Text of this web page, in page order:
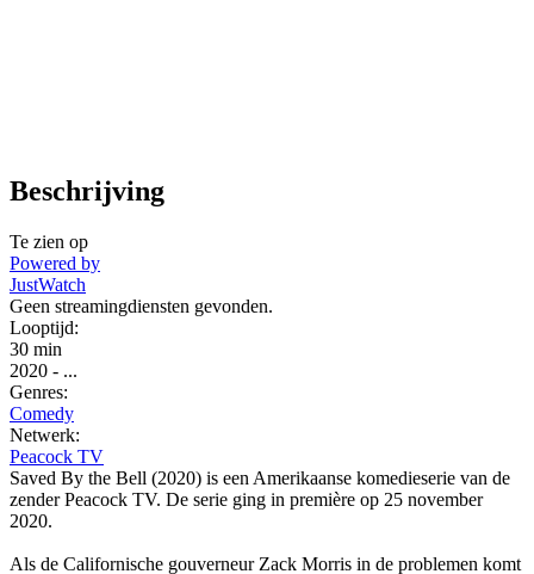
Beschrijving
Te zien op
Powered by
JustWatch
Geen streamingdiensten gevonden.
Looptijd:
30 min
2020 - ...
Genres:
Comedy
Netwerk:
Peacock TV
Saved By the Bell (2020) is een Amerikaanse komedieserie van de
zender Peacock TV. De serie ging in première op 25 november
2020.
Als de Californische gouverneur Zack Morris in de problemen komt